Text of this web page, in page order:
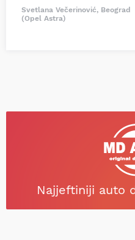
Svetlana Večerinović, Beograd
(Opel Astra)
Najjeftiniji auto